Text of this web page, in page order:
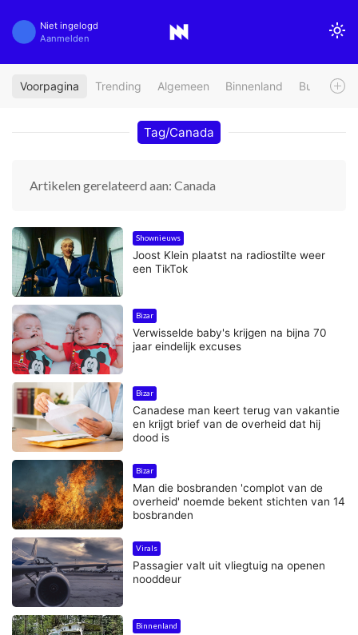
Niet ingelogd
Aanmelden
Voorpagina Trending Algemeen Binnenland Buitenland
Tag/Canada
Artikelen gerelateerd aan: Canada
Shownieuws
Joost Klein plaatst na radiostilte weer
een TikTok
Bizar
Verwisselde baby's krijgen na bijna 70
jaar eindelijk excuses
Bizar
Canadese man keert terug van vakantie
en krijgt brief van de overheid dat hij
dood is
Bizar
Man die bosbranden 'complot van de
overheid' noemde bekent stichten van 14
bosbranden
Virals
Passagier valt uit vliegtuig na openen
nooddeur
Binnenland